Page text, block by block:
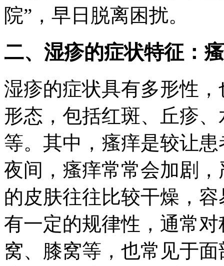
院”，早日脱离困扰。
二、湿疹的症状特征：
湿疹的症状具有多形性
形态，包括红斑、丘疹
等。其中，瘙痒是较让
夜间，瘙痒常常会加剧
的皮肤往往比较干燥，
有一定的规律性，通常
窝、膝窝等，也常见于